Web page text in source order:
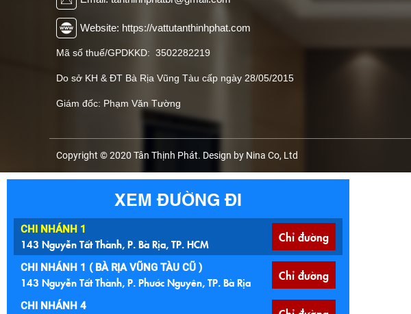
Website: https://vattutanthinhphat.com
Mã số thuế/GPDKKD: 3502282219
Do sở KH & ĐT Bà Rịa Vũng Tàu cấp ngày 28/05/2015
Giám đốc: Phạm Văn Tường
Copyright © 2020 Tân Thịnh Phát. Design by Nina Co, Ltd
XEM ĐƯỜNG ĐI
CHI NHÁNH 1
143 Nguyễn Tất Thành, P. Bà Rịa, TP. HCM Chỉ đường
CHI NHÁNH 1 ( BÀ RỊA VŨNG TÀU CŨ )
143 Nguyễn Tất Thành, P. Phước Nguyên, TP. Bà Rịa Chỉ đường
CHI NHÁNH 4